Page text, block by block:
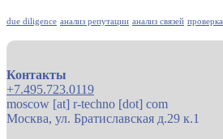
due diligence анализ репутации анализ связей
Контакты
+7.495.723.0119
moscow [at] r-techno [dot] com
Москва, ул. Братиславская д.29 к.1